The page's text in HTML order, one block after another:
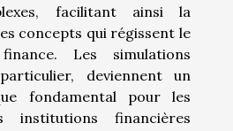
facilitant ainsi la
concepts qui régissent le
Les simulations
deviennent un
fondamental pour les
institutions financières